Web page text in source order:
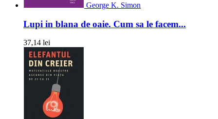
George K. Simon
Lupi in blana de oaie. Cum sa le facem...
37,14 lei